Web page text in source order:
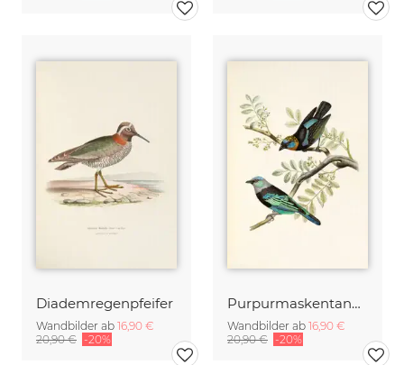
Diademregenpfeifer
Wandbilder ab 16,90 €
20,90 € -20%
Purpurmaskentangare
Wandbilder ab 16,90 €
20,90 € -20%